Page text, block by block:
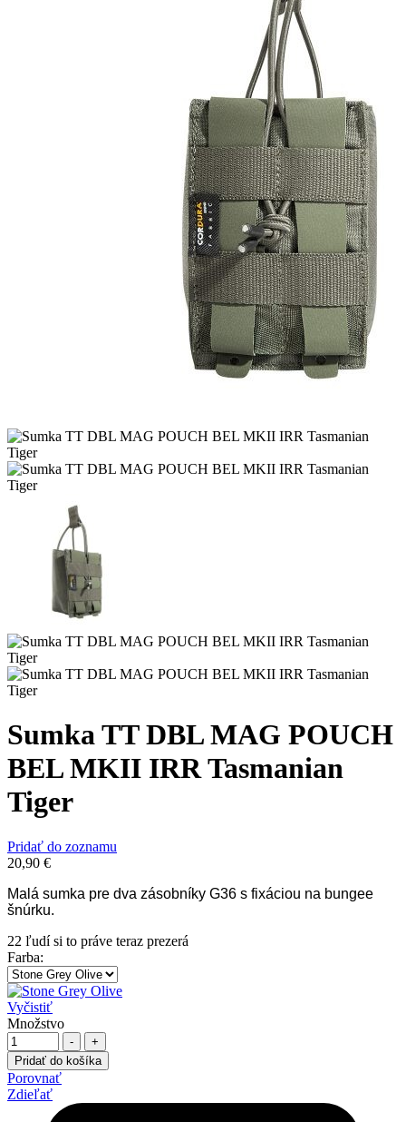
Sumka TT DBL MAG POUCH
BEL MKII IRR Tasmanian
Tiger
Pridať do zoznamu
20,90 €
Malá sumka pre dva zásobníky G36 s fixáciou na bungee
šnúrku.
22 ľudí si to práve teraz prezerá
Farba:
Vyčistiť
Množstvo
-
+
Pridať do košíka
Porovnať
Zdieľať